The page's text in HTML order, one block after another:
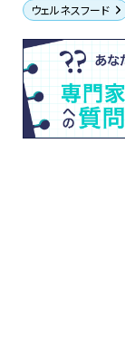
ウェルネスフード